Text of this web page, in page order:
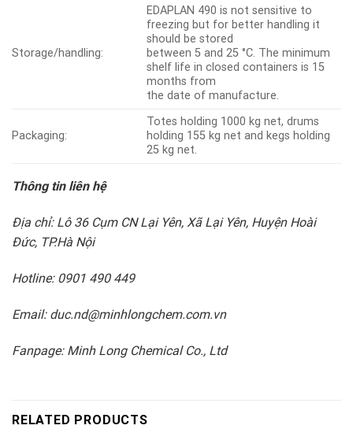
Storage/handling:
EDAPLAN 490 is not sensitive to
freezing but for better handling it
should be stored
between 5 and 25 °C. The minimum
shelf life in closed containers is 15
months from
the date of manufacture.
Packaging:
Totes holding 1000 kg net, drums
holding 155 kg net and kegs holding
25 kg net.
Thông tin liên hệ
Địa chỉ: Lô 36 Cụm CN Lại Yên, Xã Lại Yên, Huyện Hoài
Đức, TP.Hà Nội
Hotline: 0901 490 449
Email: duc.nd@minhlongchem.com.vn
Fanpage: Minh Long Chemical Co., Ltd
RELATED PRODUCTS